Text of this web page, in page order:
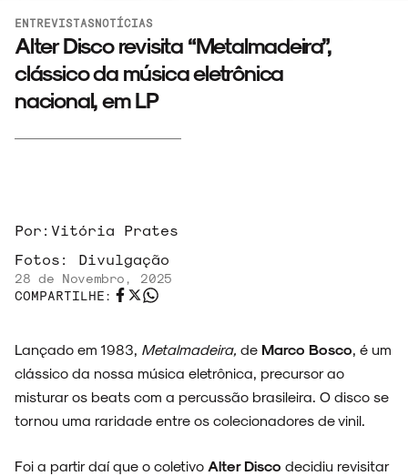
ENTREVISTASNOTÍCIAS
Alter Disco revisita “Metalmadeira”,
clássico da música eletrônica
nacional, em LP
Por: Vitória Prates
Fotos: Divulgação
28 de Novembro, 2025
COMPARTILHE:
Lançado em 1983, Metalmadeira, de Marco Bosco , é um
clássico da nossa música eletrônica, precursor ao
misturar os beats com a percussão brasileira. O disco se
tornou uma raridade entre os colecionadores de vinil.
Foi a partir daí que o coletivo Alter Disco decidiu revisitar